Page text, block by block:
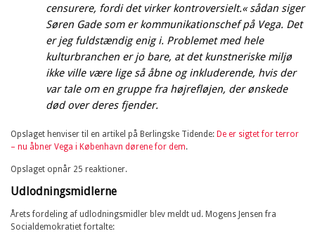
censurere, fordi det virker kontroversielt.« sådan siger
Søren Gade som er kommunikationschef på Vega. Det
er jeg fuldstændig enig i. Problemet med hele
kulturbranchen er jo bare, at det kunstneriske miljø
ikke ville være lige så åbne og inkluderende, hvis der
var tale om en gruppe fra højrefløjen, der ønskede
død over deres fjender.
Opslaget henviser til en artikel på Berlingske Tidende: De er sigtet for terror
– nu åbner Vega i København dørene for dem.
Opslaget opnår 25 reaktioner.
Udlodningsmidlerne
Årets fordeling af udlodningsmidler blev meldt ud. Mogens Jensen fra
Socialdemokratiet fortalte: